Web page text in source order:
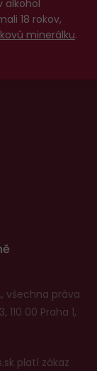
alkohol
18 rokov,
minerálku.
všechna práva
00 Praha 1,
platí zákaz